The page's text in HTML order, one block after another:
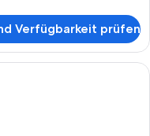
Verfügbarkeit prüfen
mit Bett,